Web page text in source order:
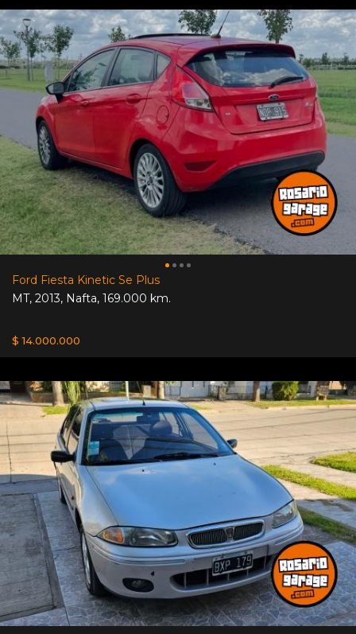
Ford Fiesta Kinetic Se Plus
MT, 2013, Nafta, 169.000 km.
$ 14.000.000